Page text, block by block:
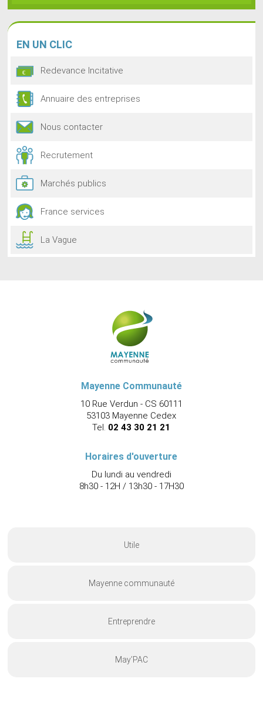
EN UN CLIC
Redevance Incitative
Annuaire des entreprises
Nous contacter
Recrutement
Marchés publics
France services
La Vague
Mayenne Communauté
10 Rue Verdun - CS 60111
53103 Mayenne Cedex
Tel. 02 43 30 21 21
Horaires d'ouverture
Du lundi au vendredi
8h30 - 12H / 13h30 - 17H30
Utile
Mayenne communauté
Entreprendre
May’PAC